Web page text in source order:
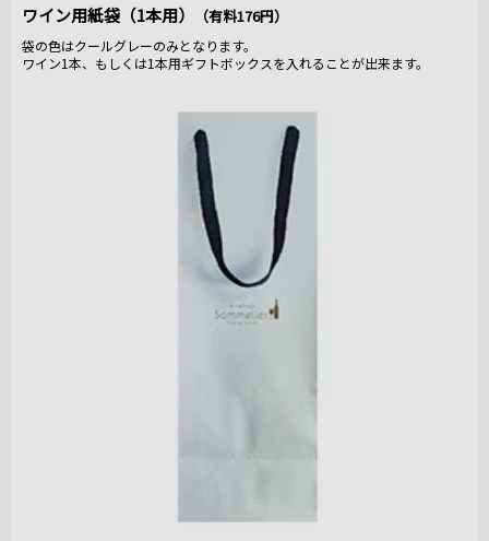
ワイン用紙袋（1本用） （有料176円）
袋の色はクールグレーのみとなります。
ワイン1本、もしくは1本用ギフトボックスを入れることが出来ます。